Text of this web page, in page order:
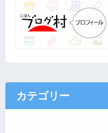
カテゴリー